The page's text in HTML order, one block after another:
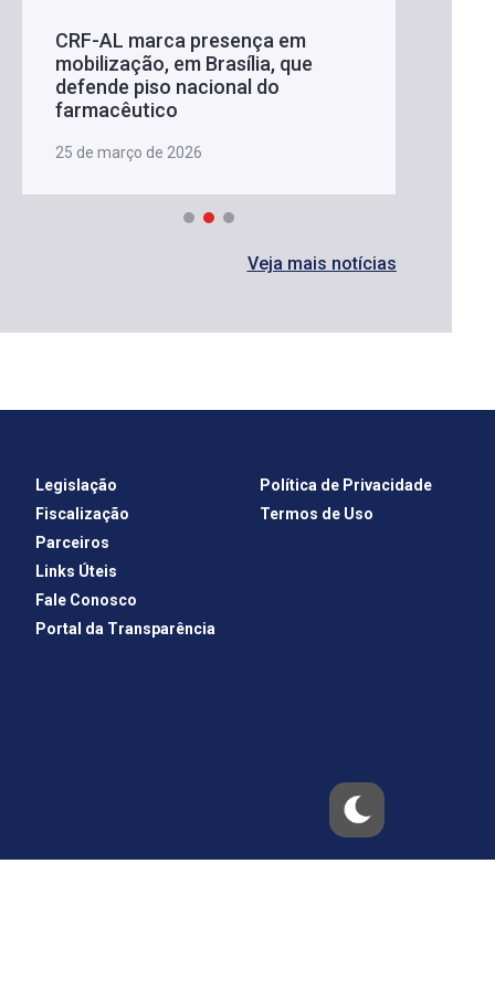
CRF-AL marca presença em
mobilização, em Brasília, que
defende piso nacional do
farmacêutico
25 de março de 2026
Veja mais notícias
Legislação
Fiscalização
Parceiros
Links Úteis
Fale Conosco
Portal da Transparência
Política de Privacidade
Termos de Uso